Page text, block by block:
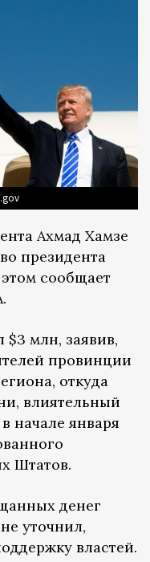
Ахмад Хамзе
президента
сообщает
млн, заявив,
провинции
откуда
влиятельный
начале января
Штатов.
денег
уточнил,
властей.